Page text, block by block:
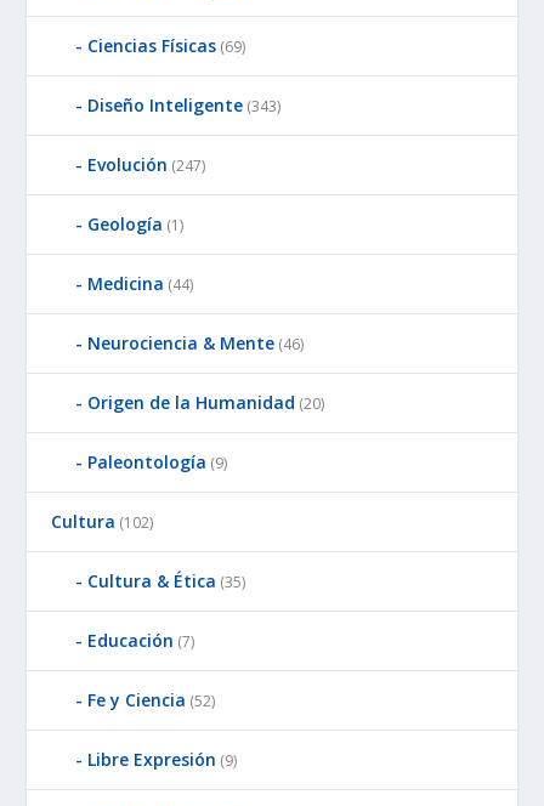
Ciencias Físicas (69)
Diseño Inteligente (343)
Evolución (247)
Geología (1)
Medicina (44)
Neurociencia & Mente (46)
Origen de la Humanidad (20)
Paleontología (9)
Cultura (102)
Cultura & Ética (35)
Educación (7)
Fe y Ciencia (52)
Libre Expresión (9)